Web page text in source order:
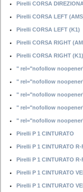
Pirelli CORSA
Pirelli CORSA LEFT
Pirelli CORSA LEFT (K1)
Pirelli CORSA RIGHT
Pirelli CORSA RIGHT (K1)
" rel="nofollow
" rel="nofollow
" rel="nofollow
" rel="nofollow
" rel="nofollow
Pirelli P 1 CINTURATO
Pirelli P 1 CINTURATO R-
Pirelli P 1 CINTURATO R-
Pirelli P 1 CINTURATO
Pirelli P 1 CINTURATO